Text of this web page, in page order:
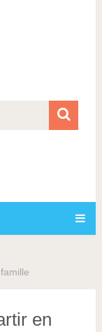
en